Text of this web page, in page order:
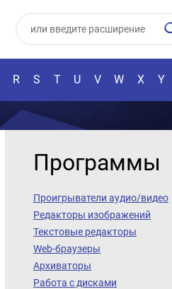
R S T U V W X Y
Программы
Проигрыватели аудио/видео
Редакторы изображений
Текстовые редакторы
Web-браузеры
Архиваторы
Работа с дисками